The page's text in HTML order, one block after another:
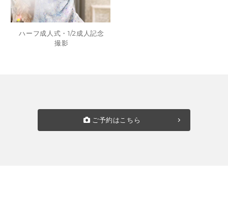
ハーフ成人式・1/2成人記念
撮影
ご予約はこちら